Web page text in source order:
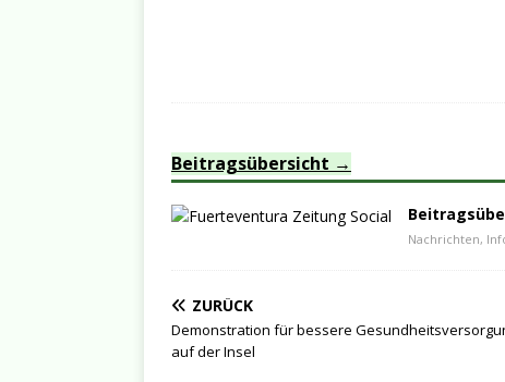
Beitragsübersicht
Nachrichten,
ZURÜCK
Demonstration für bessere
auf der Insel